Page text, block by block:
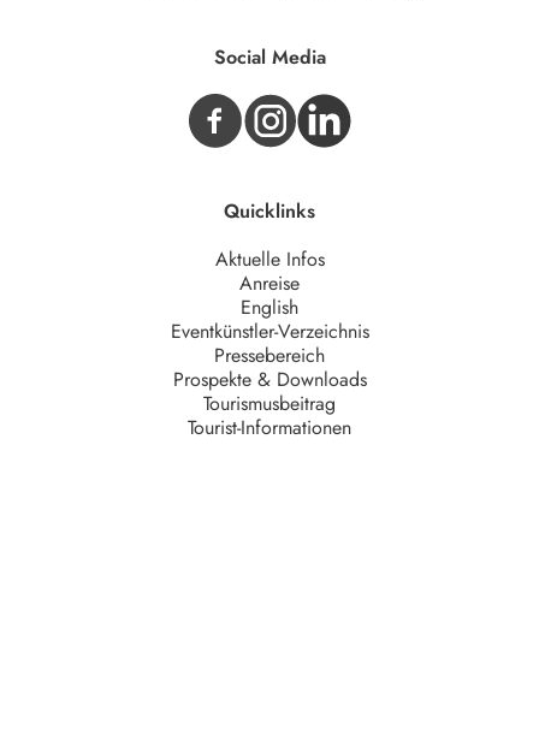
Social Media
Quicklinks
Aktuelle Infos
Anreise
English
Eventkünstler-Verzeichnis
Pressebereich
Prospekte & Downloads
Tourismusbeitrag
Tourist-Informationen